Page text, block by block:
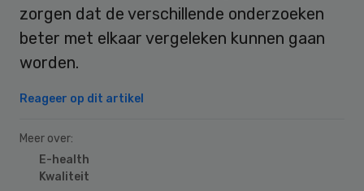
zorgen dat de verschillende onderzoeken
beter met elkaar vergeleken kunnen gaan
worden.
Reageer op dit artikel
Meer over:
E-health
Kwaliteit